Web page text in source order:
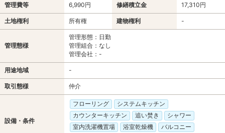
管理費等 6,990円 修繕積立金 17,310円
土地権利 所有権 建物権利 -
管理態様
管理形態：日勤
管理組合：なし
管理会社：-
用途地域 -
取引態様 仲介
設備・条件
フローリング
システムキッチン
カウンターキッチン
追い焚き
シャワー
室内洗濯機置場
浴室乾燥機
バルコニー